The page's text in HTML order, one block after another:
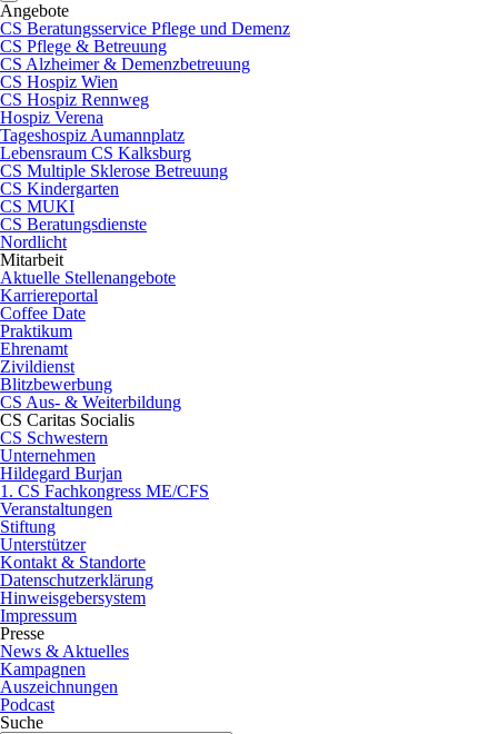
Angebote
CS Beratungsservice Pflege und Demenz
CS Pflege & Betreuung
CS Alzheimer & Demenzbetreuung
CS Hospiz Wien
CS Hospiz Rennweg
Hospiz Verena
Tageshospiz Aumannplatz
Lebensraum CS Kalksburg
CS Multiple Sklerose Betreuung
CS Kindergarten
CS MUKI
CS Beratungsdienste
Nordlicht
Mitarbeit
Aktuelle Stellenangebote
Karriereportal
Coffee Date
Praktikum
Ehrenamt
Zivildienst
Blitzbewerbung
CS Aus- & Weiterbildung
CS Caritas Socialis
CS Schwestern
Unternehmen
Hildegard Burjan
1. CS Fachkongress ME/CFS
Veranstaltungen
Stiftung
Unterstützer
Kontakt & Standorte
Datenschutzerklärung
Hinweisgebersystem
Impressum
Presse
News & Aktuelles
Kampagnen
Auszeichnungen
Podcast
Suche